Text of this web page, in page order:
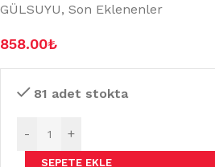
GÜLSUYU, Son Eklenenler
858.00₺
81 adet stokta
- +
SEPETE EKLE